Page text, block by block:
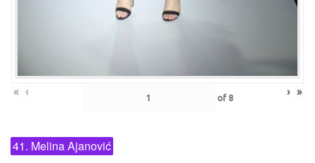
« ‹ of 8 › »
41. Melina Ajanović